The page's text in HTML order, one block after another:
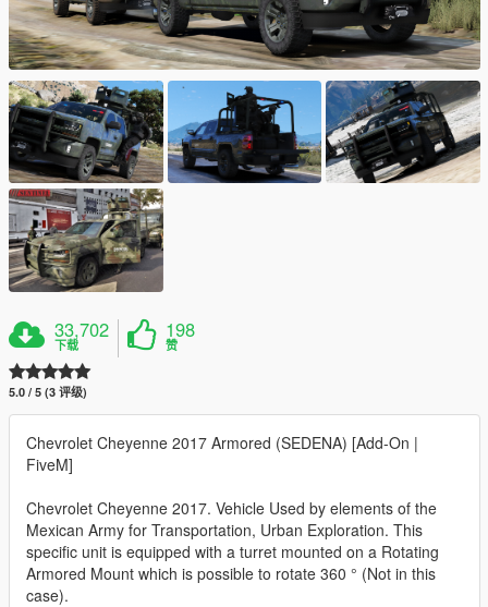
33,702
下载
198
赞
5.0 / 5 (3 评级)
Chevrolet Cheyenne 2017 Armored (SEDENA) [Add-On |
FiveM]
Chevrolet Cheyenne 2017. Vehicle Used by elements of the
Mexican Army for Transportation, Urban Exploration. This
specific unit is equipped with a turret mounted on a Rotating
Armored Mount which is possible to rotate 360 ° (Not in this
case).